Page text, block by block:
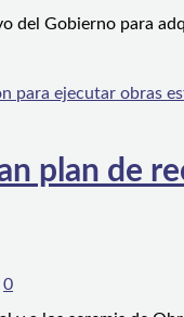
del Gobierno para
plan de
0